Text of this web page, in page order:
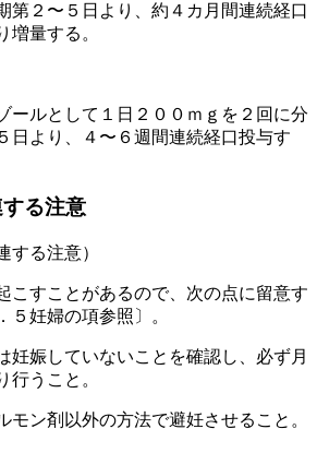
第２〜５日より、約４カ月間連続経口
増量する。
ールとして１日２００ｍｇを２回に分
日より、４〜６週間連続経口投与す
る注意
する注意）
こすことがあるので、次の点に留意す
５妊婦の項参照〕。
妊娠していないことを確認し、必ず月
行うこと。
ン剤以外の方法で避妊させること。